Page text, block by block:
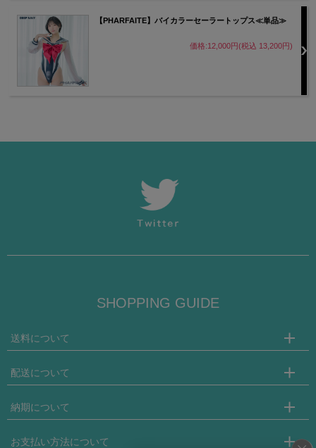
タイルは、脱いでもスポブラ＆パンツで楽しめる機能性
も抜群。
ウエストを引き締め、足長効果を演出するガーターデザ
インで、動きやすさと美しさを両立しています。
【PHARFAITE】バイカラーセーラートップス≪単品≫
価格:12,000円(税込 13,200円)
SHOPPING GUIDE
送料について
◆国内配送/15,000円以上のお買い物で送料無料。
配送について
◆局留めはヤマト運輸のみとなります。
納期について
◆在庫がある商品に関しましては上記配送日数を加味した納期となります。
お支払い方法について